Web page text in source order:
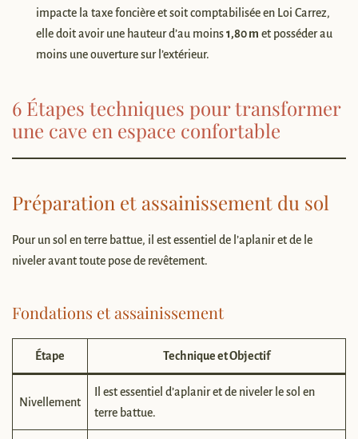
impacte la taxe foncière et soit comptabilisée en Loi Carrez,
elle doit avoir une hauteur d’au moins1,80 m et posséder au
moins une ouverture sur l’extérieur.
6 Étapes techniques pour transformer
une cave en espace confortable
Préparation et assainissement du sol
Pour un sol en terre battue, il est essentiel de l’aplanir et de le
niveler avant toute pose de revêtement.
Fondations et assainissement
Étape Technique et Objectif
Nivellement
Il est essentiel d’aplanir et de niveler le sol en
terre battue.